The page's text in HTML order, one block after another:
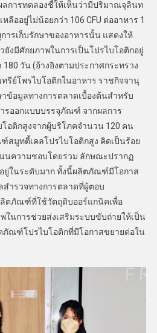
ลการทดลองชี้ให้เห็นว่ามีปริมาณจุลินท
ลืออยู่ไม่น้อยกว่า 106 CFU ต่ออาหาร 1
ารเก็บรักษาของอาหารนั้น แสดงให้
ยังมีศักยภาพในการเป็นโปรไบโอติกอยู่
180 วัน (อ้างอิงตามประกาศกระทรวง
รีย์โพรไบโอติกในอาหาร ราชกิจจานุ
ข้อมูลทางการตลาดเบื้องต้นสำหรับ
รออกแบบบรรจุภัณฑ์ จากผลการ
อติกสูงจากผู้บริโภคจำนวน 120 คน
สมูทตี้เคลโปรไบโอติกสูง คิดเป็นร้อย
นความชอบโดยรวม ลักษณะปรากฏ
ในระดับมาก ทั้งนี้ผลิตภัณฑ์มีโอกาส
ำรวจทางการตลาดที่ผู้ตอบ
ตภัณฑ์ที่ใช้วัตถุดิบออร์แกนิคเพื่อ
นการช่วยส่งเสริมระบบขับถ่ายให้เป็น
ภัณฑ์โปรไบโอติกที่มีโอกาสขยายต่อใน